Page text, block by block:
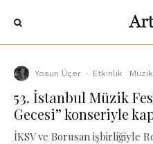
Yosun Üçer · Etkinlik Müzik
53. İstanbul Müzik
Gecesi” konseriyle
İKSV ve Borusan işbirliğiyle